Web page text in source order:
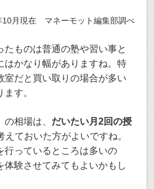
月現在 マネーモット編集部調べ
たものは普通の塾や習い事と
はかなり幅がありますね。特
室だと買い取りの場合が多い
す。
相場は、 だいたい月2回の授
えておいた方がよいですね。
行っているところは多いの
体験させてみてもよいかもし